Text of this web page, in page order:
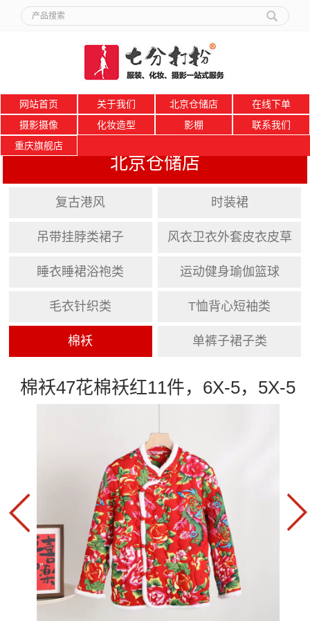
网站首页 关于我们 北京仓储店
在线下单
摄影摄像
化妆造型 影棚
联系我们
重庆旗舰店
北京仓储店
复古港风 时装裙
吊带挂脖类裙子 风衣卫衣外套皮衣皮草
睡衣睡裙浴袍类 运动健身瑜伽篮球
毛衣针织类 T恤背心短袖类
棉袄 单裤子裙子类
棉袄47花棉袄红11件，6X-5，5X-5